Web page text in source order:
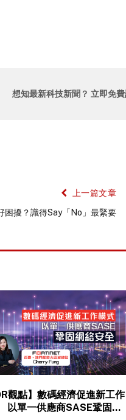
想知最新科技新聞？ 立即免費
上一篇文章
困擾？識得Say「No」最緊要
觀點】數碼經濟促進新工作
單一供應商SASE鞏固網